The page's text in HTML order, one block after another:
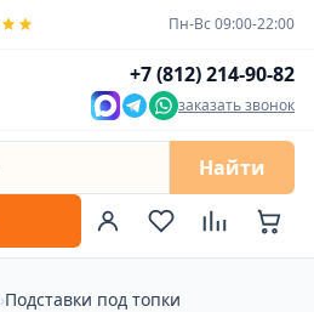
Пн-Вс 09:00-22:00
+7 (812) 214-90-82
заказать звонок
Найти
›Подставки под топки